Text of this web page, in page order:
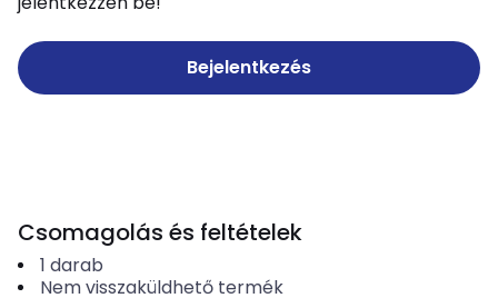
Bejelentkezés
Csomagolás és feltételek
1 darab
Nem visszaküldhető termék